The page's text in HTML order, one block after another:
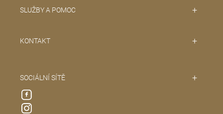
SLUŽBY A POMOC
KONTAKT
SOCIÁLNÍ SÍTĚ